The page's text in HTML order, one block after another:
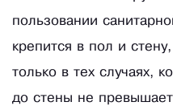
пользовании
крепится в пол и
только в тех случаях,
до стены не